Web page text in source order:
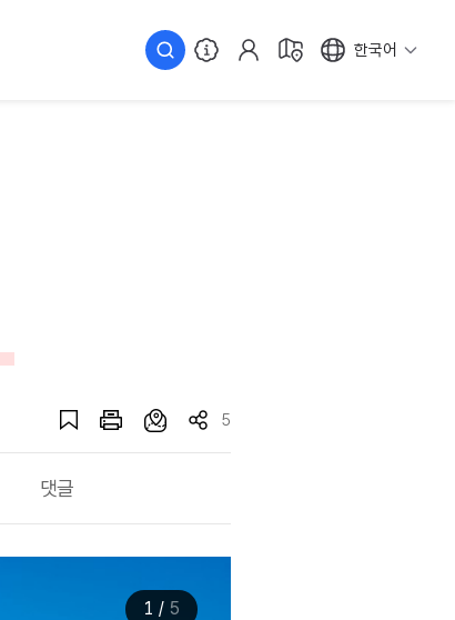
한국어
5
댓글
1 / 5